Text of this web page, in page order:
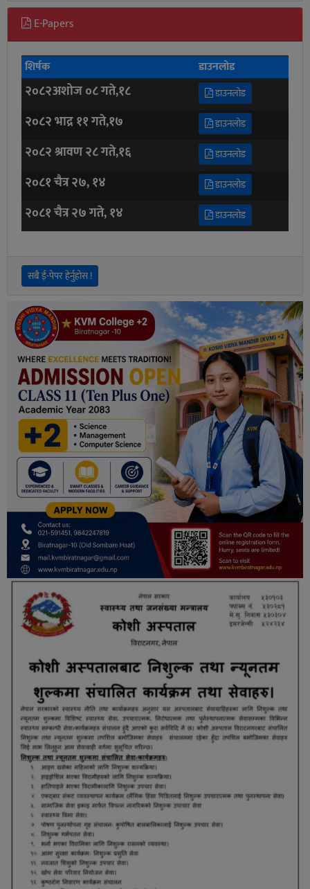
E-Papers
शिर्षक डाउनलोड
२०८२अशोज ०८ गते,१८ डाउनलोड
२०८२ भाद्र ११ गते,१७ डाउनलोड
२०८२ श्रावण २८ गते,१६ डाउनलोड
२०८१ चैत्र २७, १४ डाउनलोड
२०८१ चैत्र २७ गते, १४ डाउनलोड
सबै ई-पेपर हेर्नुहोस !